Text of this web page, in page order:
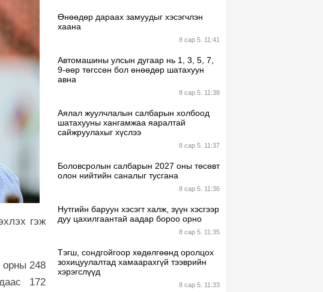
гэж
орны 248
172
Өнөөдөр дараах замуудыг хэсэгчлэн
хаана
8 сар 5. 11:41
Автомашины улсын дугаар нь 1, 3, 5, 7,
9-өөр төгссөн бол өнөөдөр шатахуун
авна
8 сар 5. 11:38
Аялал жуулчлалын салбарын холбоод
шатахууны хангамжаа яаралтай
сайжруулахыг хүслээ
8 сар 5. 11:37
Боловсролын салбарын 2027 оны төсөвт
олон нийтийн саналыг тусгана
8 сар 5. 11:36
Нутгийн баруун хэсэгт халж, зүүн хэсгээр
дуу цахилгаантай аадар бороо орно
8 сар 5. 11:35
Тэгш, сондгойгоор хөдөлгөөнд оролцох
зохицуулалтад хамаарахгүй тээврийн
хэрэгслүүд
8 сар 5. 11:33